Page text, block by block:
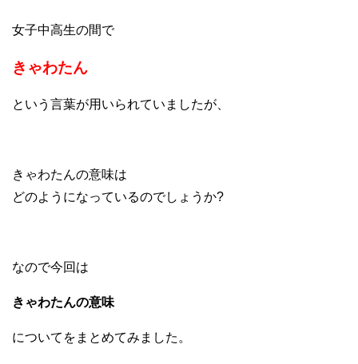
女子中高生の間で
きゃわたん
という言葉が用いられていましたが、
きゃわたんの意味は
どのようになっているのでしょうか?
なので今回は
きゃわたんの意味
についてをまとめてみました。